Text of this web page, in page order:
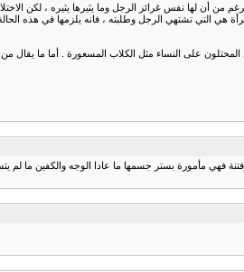
من أن لها نفس غرائز الرجل وما يثيرها يثيره ، لكن
التي تشتهي الرجل وطلبته ، فانه يلزمها في هذه
على النساء مثل الكلاب المسعورة . أما ما
مأمورة بستر جسمها ما عادا الوجه والكفين ما لم